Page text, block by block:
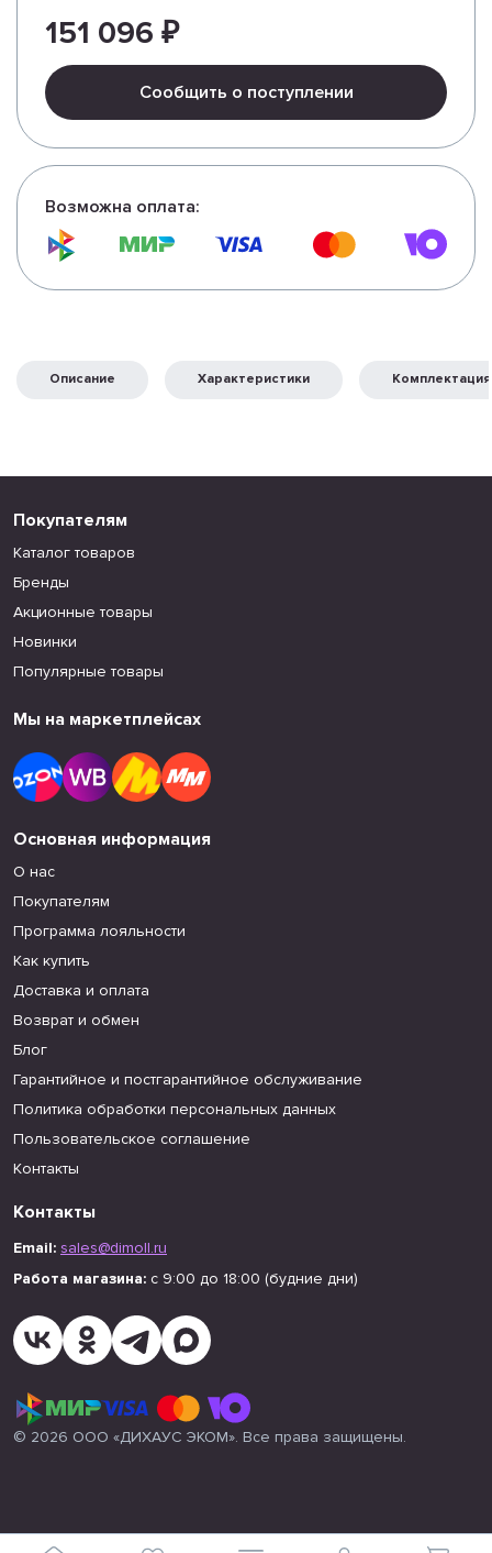
151 096 ₽
Сообщить о поступлении
Возможна оплата:
Описание Характеристики Комплектация
Покупателям
Каталог товаров
Бренды
Акционные товары
Новинки
Популярные товары
Мы на маркетплейсах
Основная информация
О нас
Покупателям
Программа лояльности
Как купить
Доставка и оплата
Возврат и обмен
Блог
Гарантийное и постгарантийное обслуживание
Политика обработки персональных данных
Пользовательское соглашение
Контакты
Контакты
Email: sales@dimoll.ru
Работа магазина: с 9:00 до 18:00 (будние дни)
© 2026 ООО «ДИХАУС ЭКОМ». Все права защищены.